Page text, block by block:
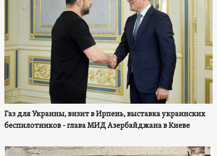
Газ для Украины, визит в Ирпень, выставка украинских
беспилотников - глава МИД Азербайджана в Киеве